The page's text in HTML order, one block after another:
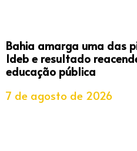
Bahia amarga uma das
Ideb e resultado
educação pública
7 de agosto de 2026